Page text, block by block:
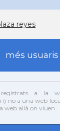
reyes
més usuaris
registrats a la
no a una web
web allà on viuen